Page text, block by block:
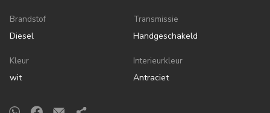
Brandstof
Diesel
Transmissie
Handgeschakeld
Kleur
wit
Interieurkleur
Antraciet